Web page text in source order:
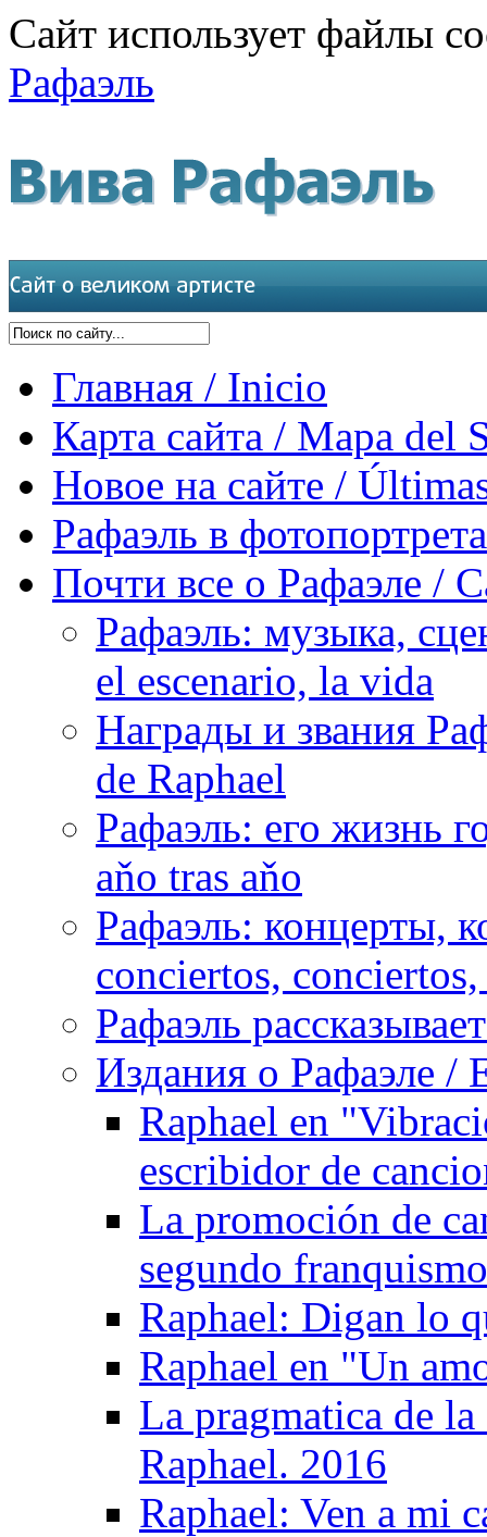
Сайт использует файлы
Рафаэль
Главная / Inicio
Карта сайта / Mapa del
Новое на сайте /
Рафаэль в
Почти все о Рафаэле /
Рафаэль: музыка,
el escenario, la vida
Награды и звания
de Raphael
Рафаэль: его жизнь
aňo tras aňo
Рафаэль: концерты,
conciertos,
Рафаэль
Издания о Рафаэле /
Raphael en
escribidor de
La promoción de
segundo
Raphael: Digan lo
Raphael en "Un
La pragmatica de
Raphael. 2016
Raphael: Ven a mi